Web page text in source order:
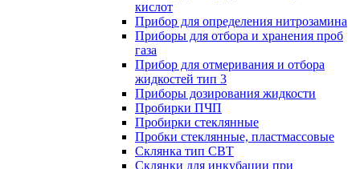
кислот
Прибор для определения нитрозамина
Приборы для отбора и хранения проб
газа
Прибор для отмеривания и отбора
жидкостей тип 3
Приборы дозирования жидкости
Пробирки ПЧП
Пробирки стеклянные
Пробки стеклянные, пластмассовые
Склянка тип СВТ
Склянки для инкубации при